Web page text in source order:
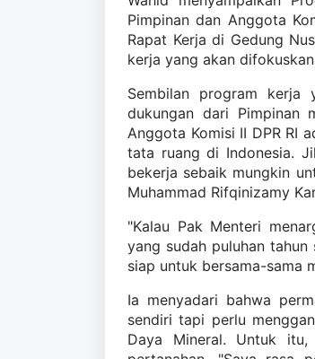
Pimpinan dan Anggota
Rapat Kerja di Gedung
kerja yang akan
Sembilan program kerja
dukungan dari Pimpinan
Anggota Komisi II DPR RI
tata ruang di Indonesia.
bekerja sebaik mungkin
Muhammad Rifqinizamy
"Kalau Pak Menteri
yang sudah puluhan
siap untuk bersama-sama
Ia menyadari bahwa
sendiri tapi perlu
Daya Mineral. Untuk